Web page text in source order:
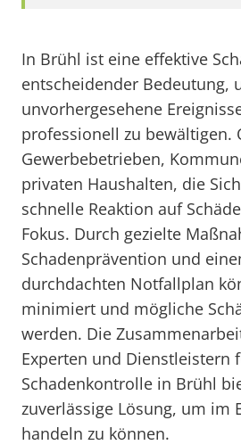
In Brühl ist eine effektive
entscheidender Bedeutung,
unvorhergesehene
professionell zu bewältigen.
Gewerbebetrieben,
privaten Haushalten, die
schnelle Reaktion auf
Fokus. Durch gezielte
Schadenprävention und
durchdachten Notfallplan
minimiert und mögliche
werden. Die
Experten und Dienstleistern
Schadenkontrolle in Brühl
zuverlässige Lösung, um im
handeln zu können.